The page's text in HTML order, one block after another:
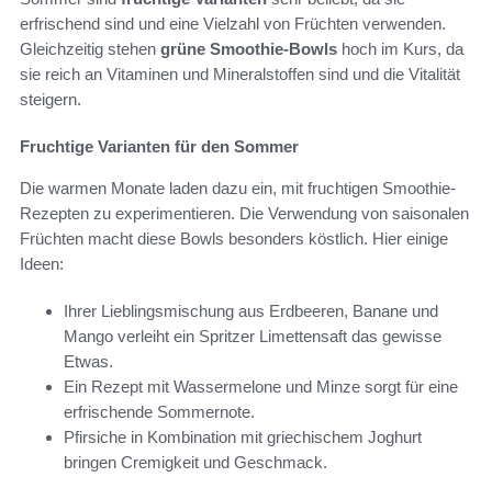
erfrischend sind und eine Vielzahl von Früchten verwenden.
Gleichzeitig stehen grüne Smoothie-Bowls hoch im Kurs, da
sie reich an Vitaminen und Mineralstoffen sind und die Vitalität
steigern.
Fruchtige Varianten für den Sommer
Die warmen Monate laden dazu ein, mit fruchtigen Smoothie-
Rezepten zu experimentieren. Die Verwendung von saisonalen
Früchten macht diese Bowls besonders köstlich. Hier einige
Ideen:
Ihrer Lieblingsmischung aus Erdbeeren, Banane und
Mango verleiht ein Spritzer Limettensaft das gewisse
Etwas.
Ein Rezept mit Wassermelone und Minze sorgt für eine
erfrischende Sommernote.
Pfirsiche in Kombination mit griechischem Joghurt
bringen Cremigkeit und Geschmack.